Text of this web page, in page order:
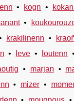
kogn
krakilinenn
leve loutenn
marjan
mizer